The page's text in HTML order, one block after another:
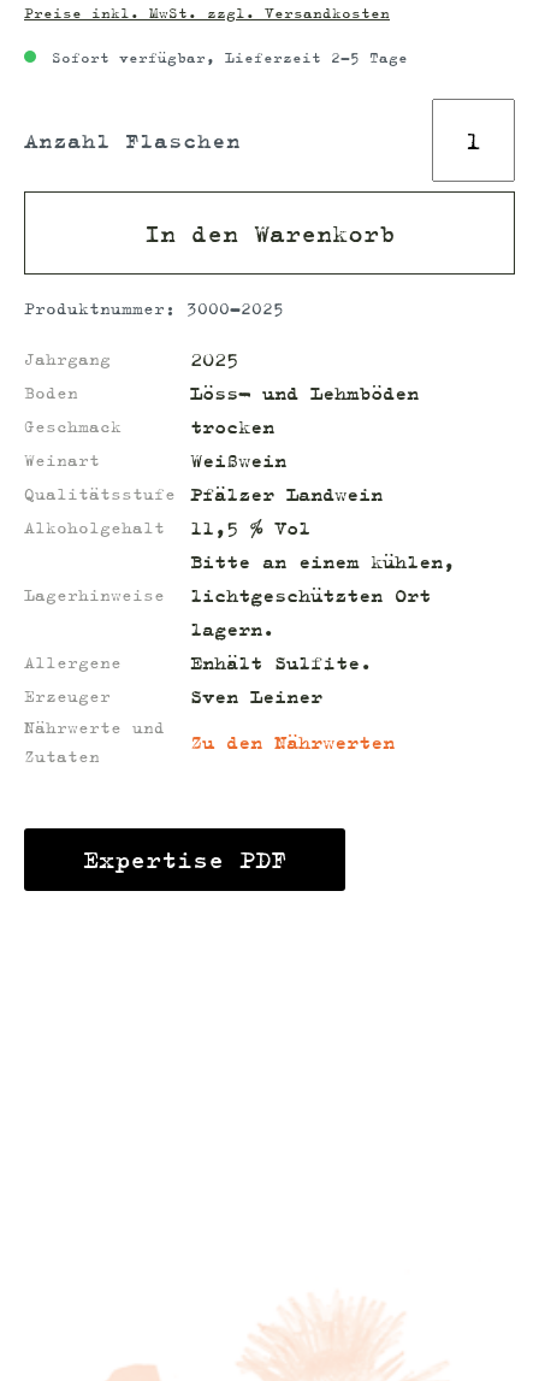
Preise inkl. MwSt. zzgl. Versandkosten
Sofort verfügbar, Lieferzeit 2-5 Tage
Anzahl Flaschen
In den Warenkorb
Produktnummer: 3000-2025
Jahrgang
2025
Boden Löss- und Lehmböden
Geschmack trocken
Weinart Weißwein
Qualitätsstufe Pfälzer Landwein
Alkoholgehalt 11,5 % Vol
Lagerhinweise
Bitte an einem kühlen,
lichtgeschützten Ort
lagern.
Allergene Enhält Sulfite.
Erzeuger Sven Leiner
Nährwerte und
Zutaten
Zu den Nährwerten
Expertise PDF